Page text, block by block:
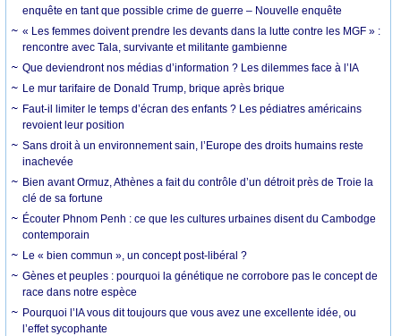
enquête en tant que possible crime de guerre – Nouvelle enquête
« Les femmes doivent prendre les devants dans la lutte contre les MGF » :
rencontre avec Tala, survivante et militante gambienne
Que deviendront nos médias d’information ? Les dilemmes face à l’IA
Le mur tarifaire de Donald Trump, brique après brique
Faut-il limiter le temps d’écran des enfants ? Les pédiatres américains
revoient leur position
Sans droit à un environnement sain, l’Europe des droits humains reste
inachevée
Bien avant Ormuz, Athènes a fait du contrôle d’un détroit près de Troie la
clé de sa fortune
Écouter Phnom Penh : ce que les cultures urbaines disent du Cambodge
contemporain
Le « bien commun », un concept post-libéral ?
Gènes et peuples : pourquoi la génétique ne corrobore pas le concept de
race dans notre espèce
Pourquoi l’IA vous dit toujours que vous avez une excellente idée, ou
l’effet sycophante